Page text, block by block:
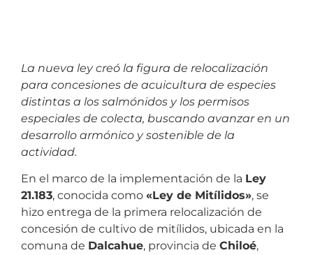
La nueva ley creó la figura de relocalización
para concesiones de acuicultura de especies
distintas a los salmónidos y los permisos
especiales de colecta, buscando avanzar en un
desarrollo armónico y sostenible de la
actividad.
En el marco de la implementación de la Ley
21.183, conocida como «Ley de Mitílidos», se
hizo entrega de la primera relocalización de
concesión de cultivo de mitílidos, ubicada en la
comuna de Dalcahue, provincia de Chiloé,